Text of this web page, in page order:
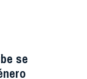
se